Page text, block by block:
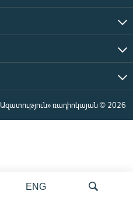
ENG
ռադիոկայան © 2026